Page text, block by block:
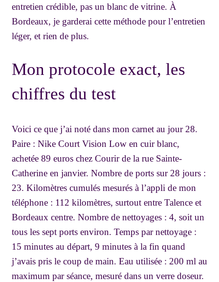
entretien crédible, pas un blanc de vitrine. À
Bordeaux, je garderai cette méthode pour l’entretien
léger, et rien de plus.
Mon protocole exact, les
chiffres du test
Voici ce que j’ai noté dans mon carnet au jour 28.
Paire : Nike Court Vision Low en cuir blanc,
achetée 89 euros chez Courir de la rue Sainte-
Catherine en janvier. Nombre de ports sur 28 jours :
23. Kilomètres cumulés mesurés à l’appli de mon
téléphone : 112 kilomètres, surtout entre Talence et
Bordeaux centre. Nombre de nettoyages : 4, soit un
tous les sept ports environ. Temps par nettoyage :
15 minutes au départ, 9 minutes à la fin quand
j’avais pris le coup de main. Eau utilisée : 200 ml au
maximum par séance, mesuré dans un verre doseur.